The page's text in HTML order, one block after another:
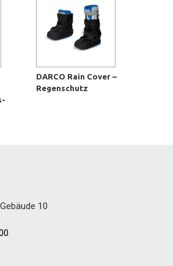
DARCO Rain Cover –
Regenschutz
10